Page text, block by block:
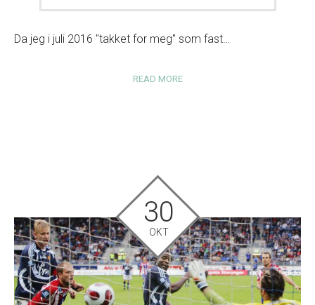
Da jeg i juli 2016 "takket for meg" som fast…
READ MORE
30
OKT